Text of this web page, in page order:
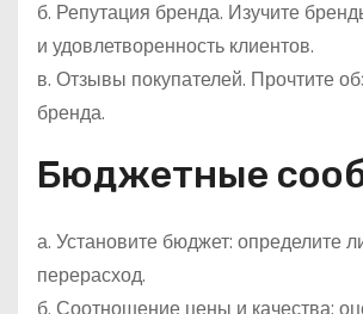
б. Репутация бренда. Изучите
и удовлетворенность клиентов.
в. Отзывы покупателей. Прочтите
бренда.
Бюджетные
а. Установите бюджет: определите
перерасход.